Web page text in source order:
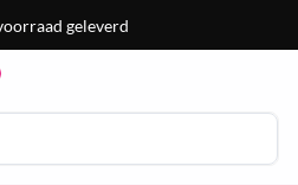
geleverd